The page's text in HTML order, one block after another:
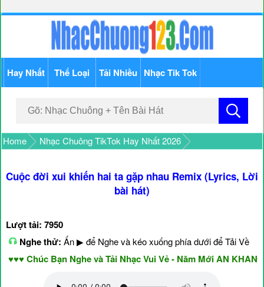
Hay Nhất Thể Loại Tải Nhiều Nhạc Tik Tok
Home Nhạc Chuông TikTok Hay Nhất 2026
Cuộc đời xui khiến hai ta gặp nhau Remix (Lyrics, Lời
bài hát)
Lượt tải: 7950
Nghe thử: Ấn ▶ để Nghe và kéo xuống phía dưới để Tải Về
Chúc Bạn Nghe và Tải Nhạc Vui Vẻ - Năm Mới AN KHANG &